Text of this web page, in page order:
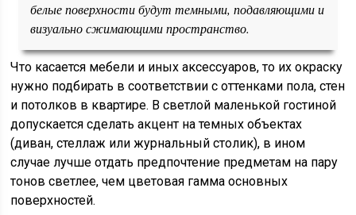
белые поверхности будут темными, подавляющими и
визуально сжимающими пространство.
Что касается мебели и иных аксессуаров, то их окраску
нужно подбирать в соответствии с оттенками пола, стен
и потолков в квартире. В светлой маленькой гостиной
допускается сделать акцент на темных объектах
(диван, стеллаж или журнальный столик), в ином
случае лучше отдать предпочтение предметам на пару
тонов светлее, чем цветовая гамма основных
поверхностей.